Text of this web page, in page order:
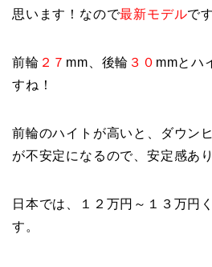
思います！なので最新モデルで
前輪 ２７ mm、後輪 ３０ mmとハ
すね！
前輪のハイトが高いと、ダウン
が不安定になるので、安定感あり
日本では、１２万円～１３万円
す。